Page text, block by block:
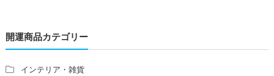
占い師さんは、幽霊を見たことがありますか？
家相風水の診断・鑑定料金や相場について
家相・風水の鑑定料金の相場が知りたい。
開運商品カテゴリー
インテリア・雑貨